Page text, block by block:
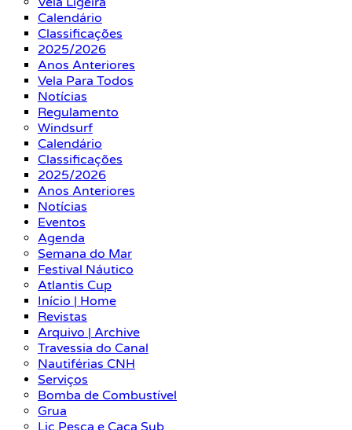
Calendário
Classificações
2025/2026
Anos Anteriores
Vela Para Todos
Notícias
Regulamento
Windsurf
Calendário
Classificações
2025/2026
Anos Anteriores
Notícias
Eventos
Agenda
Semana do Mar
Festival Náutico
Atlantis Cup
Início | Home
Revistas
Arquivo | Archive
Travessia do Canal
Nautiférias CNH
Serviços
Bomba de Combustível
Grua
Lic Pesca e Caça Sub